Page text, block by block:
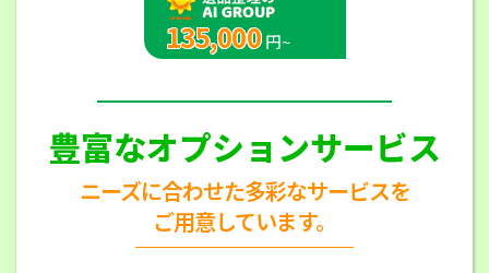
135,000 円~
豊富なオプションサービス
ニーズに合わせた多彩なサービスを
ご用意しています。